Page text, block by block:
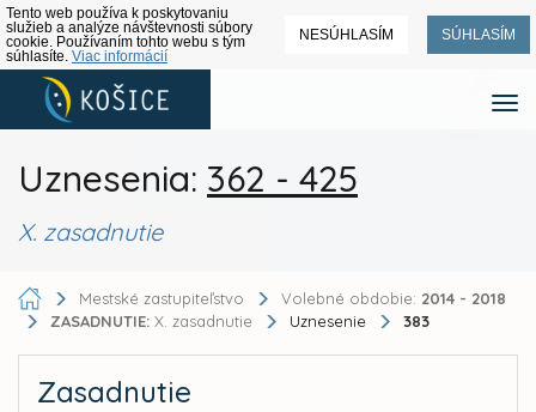
Tento web používa k poskytovaniu
služieb a analýze návštevnosti súbory
cookie. Používaním tohto webu s tým
súhlasíte. Viac informácií
NESÚHLASÍM SÚHLASÍM
Uznesenia: 362 - 425
X. zasadnutie
Mestské zastupiteľstvo Volebné obdobie: 2014 - 2018
ZASADNUTIE: X. zasadnutie Uznesenie 383
Zasadnutie